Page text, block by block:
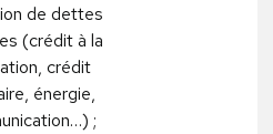
de dettes
(crédit à la
crédit
énergie,
;